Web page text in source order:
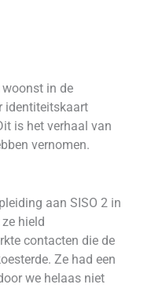
woonst in de
identiteitskaart
is het verhaal van
vernomen.
aan SISO 2 in
hield
contacten die de
Ze had een
we helaas niet